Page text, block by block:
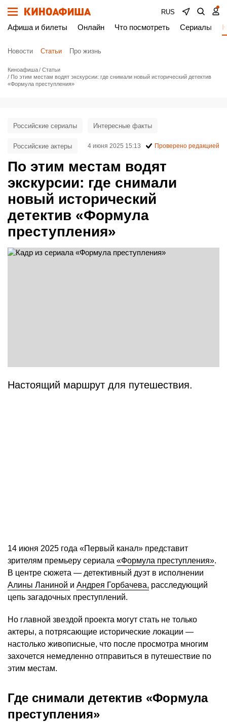
RUS
Афиша и билеты Онлайн Что посмотреть Сериалы
Новости Статьи Про жизнь
Киноафиша
Статьи
По этим местам водят экскурсии: где снимали новый исторический детектив
«Формула преступления»
По этим местам водят
экскурсии: где снимали
новый исторический
детектив «Формула
преступления»
Российские сериалы Интересные факты
Российские актеры 4 июня 2025 15:13 Проверено редакцией
Настоящий маршрут для путешествия.
14 июня 2025 года «Первый канал» представит
зрителям премьеру сериала «Формула преступления».
В центре сюжета — детективный дуэт в исполнении
Алины Ланиной и Андрея Горбачева, расследующий
цепь загадочных преступлений.
Но главной звездой проекта могут стать не только
актеры, а потрясающие исторические локации —
настолько живописные, что после просмотра многим
захочется немедленно отправиться в путешествие по
этим местам.
Где снимали детектив «Формула
преступления»